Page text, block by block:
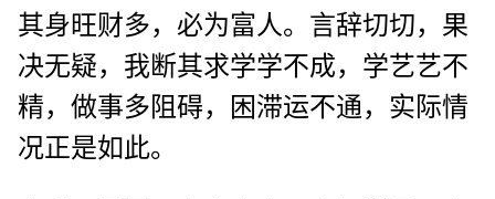
其身旺财多，必为富人。言辞切切，果
决无疑，我断其求学学不成，学艺艺不
精，做事多阻碍，困滞运不通，实际情
况正是如此。